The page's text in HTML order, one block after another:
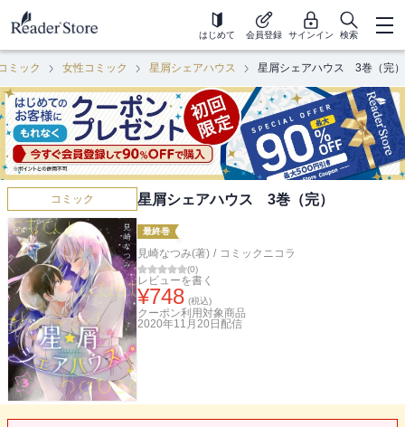
はじめて 会員登録 サインイン 検索
ミック 女性コミック 星屑シェアハウス 星屑シェアハウス 3巻（完）
コミック 星屑シェアハウス 3巻（完）
最終巻
見崎なつみ(著) / コミックニコラ
(0)
レビューを書く
¥748 (税込)
クーポン利用対象商品
2020年11月20日 配信